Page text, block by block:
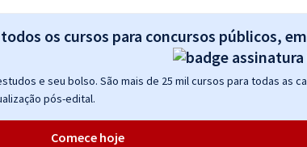
os cursos para concursos públicos,
e seu bolso. São mais de 25 mil cursos para todas as
pós-edital.
Comece hoje